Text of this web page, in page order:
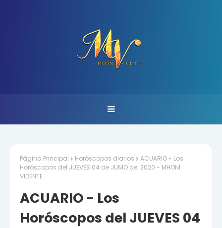
Página Principal Horóscopos diarios
ACUARIO - Los
Horóscopos del JUEVES 04 de JUNIO del 2020 - MHONI
VIDENTE
ACUARIO - Los
Horóscopos del JUEVES 04